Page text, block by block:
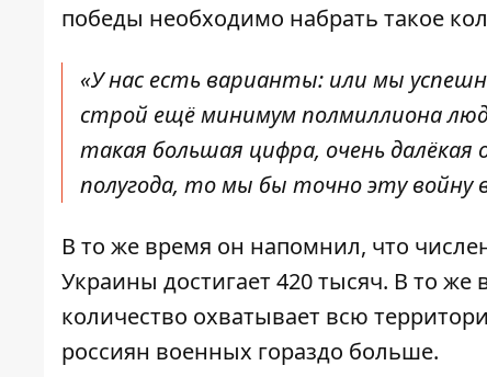
победы необходимо набрать такое
«У нас есть варианты: или мы
строй ещё минимум полмиллиона
такая большая цифра, очень
полугода, то мы бы точно эту войну
В то же время он напомнил, что
Украины достигает 420 тысяч. В то
количество охватывает всю
россиян военных гораздо больше.